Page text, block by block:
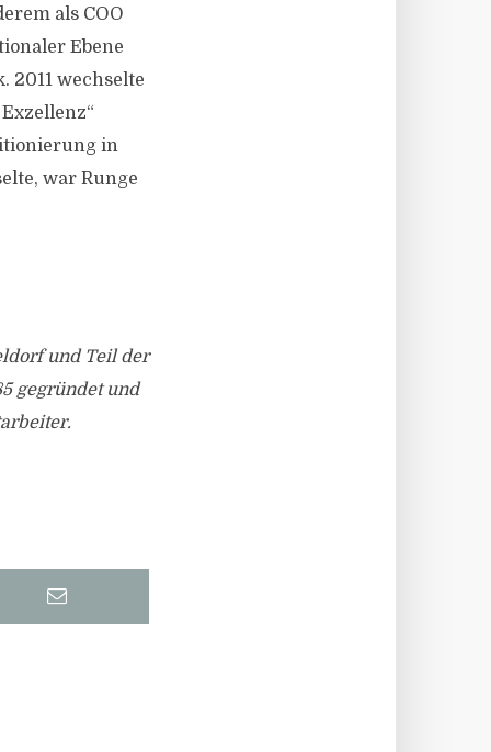
als COO
Ebene
2011 wechselte
in
war Runge
und Teil der
gegründet und